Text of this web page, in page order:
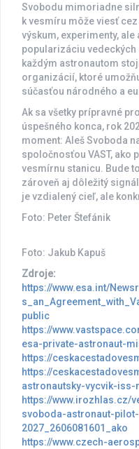
Svobodu mimoriadne
k vesmíru môže viesť
výskum, experimenty,
popularizáciu vedeckých
každým astronautom
organizácií, ktoré
súčasťou národného a
Ak sa všetky prípravné
úspešného konca, rok
moment: Aleš Svoboda
spoločnosťou VAST, ako
vesmírnu stanicu. Bude
zároveň aj dôležitý
je vzdialený cieľ, ale
Foto: Peter Štefánik
Foto: Jakub Kapuš
Zdroje:
https://www.esa.int/
public
https://
esa-private-astronaut-
https://
https://
astronautsky-vycvik-iss-
https://www.irozhlas.cz/
svoboda-astronaut-
2027_2606081601_ako
https://www.czech-